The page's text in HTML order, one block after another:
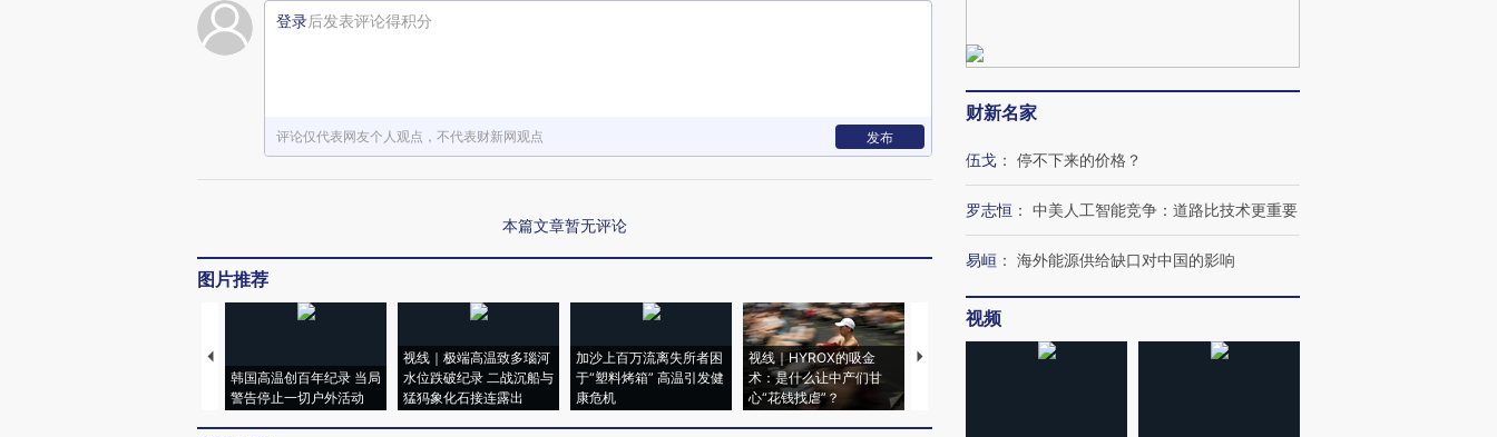
登录后发表评论得积分
评论仅代表网友个人观点，不代表财新网观点 发布
本篇文章暂无评论
图片推荐
韩国高温创百年纪录 当局
警告停止一切户外活动
视线｜极端高温致多瑙河
水位跌破纪录 二战沉船与
猛犸象化石接连露出
加沙上百万流离失所者困
于“塑料烤箱” 高温引发健
康危机
视线｜HYROX的吸金
术：是什么让中产们甘
心“花钱找虐”？
马航飞行员跨国走私7万
视线｜被称为“蟑螂”的印
财新名家
伍戈 ： 停不下来的价格？
罗志恒 ： 中美人工智能竞争：道路比技术更重要
易峘 ： 海外能源供给缺口对中国的影响
视频